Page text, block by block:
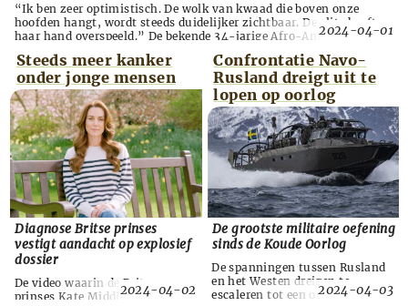
“Ik ben zeer optimistisch. De wolk van kwaad die boven onze
hoofden hangt, wordt steeds duidelijker zichtbaar. De elite heeft
haar hand overspeeld.” De bekende 34-jarige Afro-Amerikaanse
conservatisme’, had afgelopen week een positieve boodschap voor
Nederland. Als bewonderaarster van Donald Trump, d...
2024-04-01
Steeds meer kanker
onder jonge mensen
Diagnose Britse prinses
vestigt aandacht op explosief
dossier
De video waarin de Britse
prinses Kate Middleton (42)
2024-04-02
Confrontatie Navo-
Rusland dreigt uit te
lopen op oorlog
De grootste militaire oefening
sinds de Koude Oorlog
De spanningen tussen Rusland
en het ­Westen dreigen te
escaleren tot een openlijke
2024-04-03